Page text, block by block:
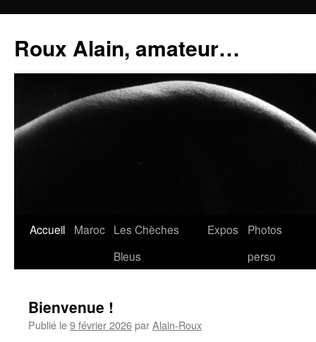
contenu
Roux Alain, amateur…
Accueil Maroc Les Chèches
Bleus
Expos
Photos
perso
Bienvenue !
Publié le9 février 2026parAlain-Roux